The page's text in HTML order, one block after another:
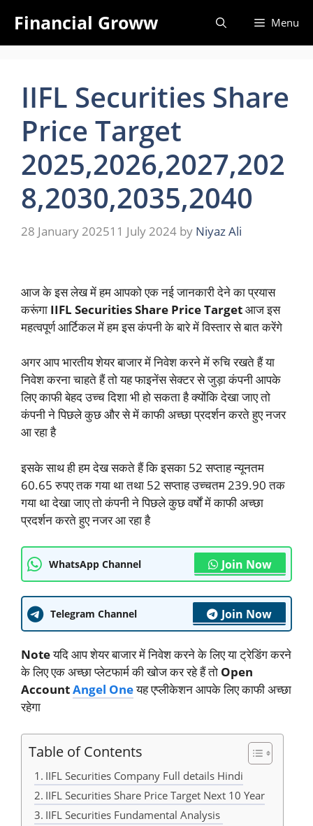
content
Financial Groww Menu
IIFL Securities Share
Price Target
2025,2026,2027,202
8,2030,2035,2040
28 January 202511 July 2024 by Niyaz Ali
आज के इस लेख में हम आपको एक नई जानकारी देने का प्रयास
करूंगा IIFL Securities Share Price Targetआज इस
महत्वपूर्ण आर्टिकल में हम इस कंपनी के बारे में विस्तार से बात करेंगे
अगर आप भारतीय शेयर बाजार में निवेश करने में रुचि रखते हैं या
निवेश करना चाहते हैं तो यह फाइनेंस सेक्टर से जुड़ा कंपनी आपके
लिए काफी बेहद उच्च दिशा भी हो सकता है क्योंकि देखा जाए तो
कंपनी ने पिछले कुछ और से में काफी अच्छा प्रदर्शन करते हुए नजर
आ रहा है
इसके साथ ही हम देख सकते हैं कि इसका 52 सप्ताह न्यूनतम
60.65 रुपए तक गया था तथा 52 सप्ताह उच्चतम 239.90 तक
गया था देखा जाए तो कंपनी ने पिछले कुछ वर्षों में काफी अच्छा
प्रदर्शन करते हुए नजर आ रहा है
WhatsApp Channel Join Now
Telegram Channel Join Now
Noteयदि आप शेयर बाजार में निवेश करने के लिए या ट्रेडिंग करने
के लिए एक अच्छा प्लेटफार्म की खोज कर रहे हैं तो Open
AccountAngel Oneयह एप्लीकेशन आपके लिए काफी अच्छा
रहेगा
Table of Contents
IIFL Securities Company Full details Hindi
IIFL Securities Share Price Target Next 10 Year
IIFL Securities Fundamental Analysis